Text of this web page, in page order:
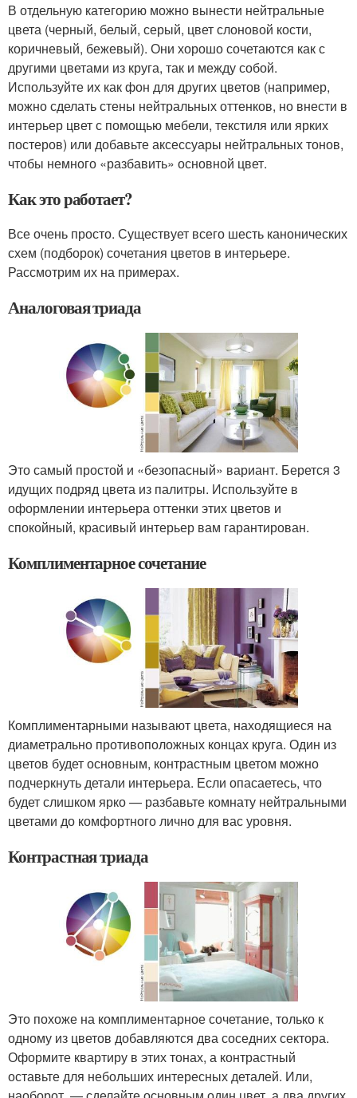
В отдельную категорию можно вынести нейтральные
цвета (черный, белый, серый, цвет слоновой кости,
коричневый, бежевый). Они хорошо сочетаются как с
другими цветами из круга, так и между собой.
Используйте их как фон для других цветов (например,
можно сделать стены нейтральных оттенков, но внести в
интерьер цвет с помощью мебели, текстиля или ярких
постеров) или добавьте аксессуары нейтральных тонов,
чтобы немного «разбавить» основной цвет.
Как это работает?
Все очень просто. Существует всего шесть канонических
схем (подборок) сочетания цветов в интерьере.
Рассмотрим их на примерах.
Аналоговая триада
Это самый простой и «безопасный» вариант. Берется 3
идущих подряд цвета из палитры. Используйте в
оформлении интерьера оттенки этих цветов и
спокойный, красивый интерьер вам гарантирован.
Комплиментарное сочетание
Комплиментарными называют цвета, находящиеся на
диаметрально противоположных концах круга. Один из
цветов будет основным, контрастным цветом можно
подчеркнуть детали интерьера. Если опасаетесь, что
будет слишком ярко — разбавьте комнату нейтральными
цветами до комфортного лично для вас уровня.
Контрастная триада
Это похоже на комплиментарное сочетание, только к
одному из цветов добавляются два соседних сектора.
Оформите квартиру в этих тонах, а контрастный
оставьте для небольших интересных деталей. Или,